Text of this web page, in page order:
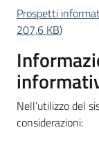
Prospetti
207,6 KB)
Nell’utilizzo del
considerazioni: